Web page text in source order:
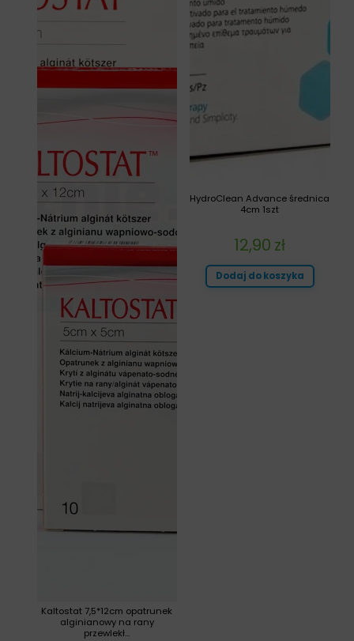
HydroClean Advance średnica
4cm 1szt
12,90 zł
Dodaj do koszyka
Kaltostat 7,5*12cm opatrunek
alginianowy na rany
przewlekł...